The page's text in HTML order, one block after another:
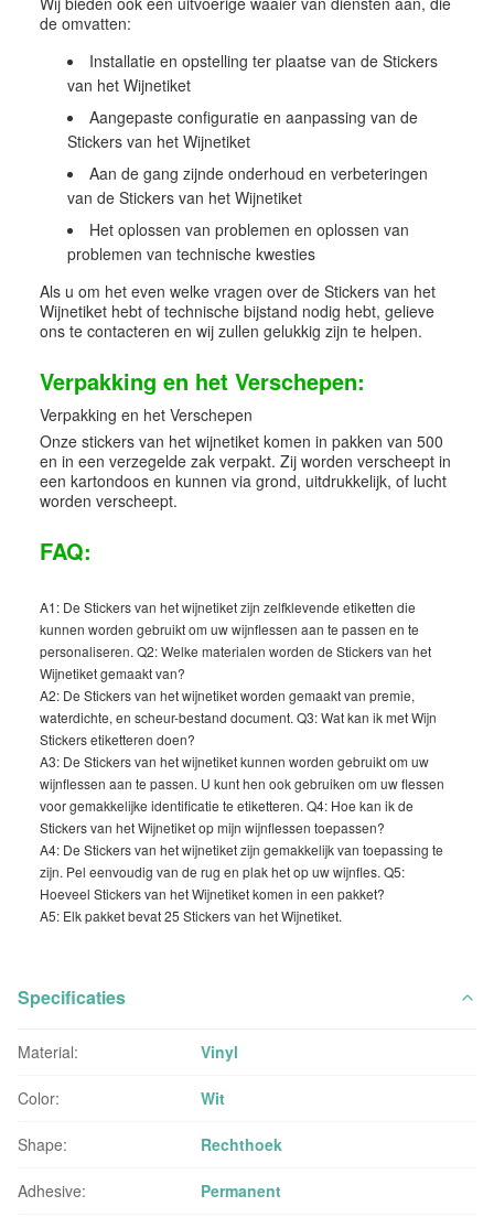
de omvatten:
Installatie en opstelling ter plaatse van de Stickers
van het Wijnetiket
Aangepaste configuratie en aanpassing van de
Stickers van het Wijnetiket
Aan de gang zijnde onderhoud en verbeteringen
van de Stickers van het Wijnetiket
Het oplossen van problemen en oplossen van
problemen van technische kwesties
Als u om het even welke vragen over de Stickers van het
Wijnetiket hebt of technische bijstand nodig hebt, gelieve
ons te contacteren en wij zullen gelukkig zijn te helpen.
Verpakking en het Verschepen:
Verpakking en het Verschepen
Onze stickers van het wijnetiket komen in pakken van 500
en in een verzegelde zak verpakt. Zij worden verscheept in
een kartondoos en kunnen via grond, uitdrukkelijk, of lucht
worden verscheept.
FAQ:
A1: De Stickers van het wijnetiket zijn zelfklevende etiketten die
kunnen worden gebruikt om uw wijnflessen aan te passen en te
personaliseren. Q2: Welke materialen worden de Stickers van het
Wijnetiket gemaakt van?
A2: De Stickers van het wijnetiket worden gemaakt van premie,
waterdichte, en scheur-bestand document. Q3: Wat kan ik met Wijn
Stickers etiketteren doen?
A3: De Stickers van het wijnetiket kunnen worden gebruikt om uw
wijnflessen aan te passen. U kunt hen ook gebruiken om uw flessen
voor gemakkelijke identificatie te etiketteren. Q4: Hoe kan ik de
Stickers van het Wijnetiket op mijn wijnflessen toepassen?
A4: De Stickers van het wijnetiket zijn gemakkelijk van toepassing te
zijn. Pel eenvoudig van de rug en plak het op uw wijnfles. Q5:
Hoeveel Stickers van het Wijnetiket komen in een pakket?
A5: Elk pakket bevat 25 Stickers van het Wijnetiket.
Specificaties
Material: Vinyl
Color: Wit
Shape: Rechthoek
Adhesive: Permanent